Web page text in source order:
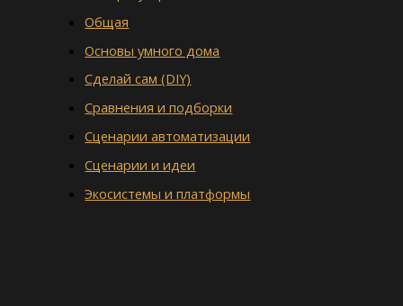
Общая
Основы умного дома
Сделай сам (DIY)
Сравнения и подборки
Сценарии автоматизации
Сценарии и идеи
Экосистемы и платформы